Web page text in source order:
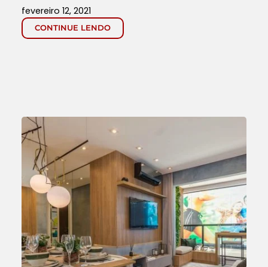
CONTINUE LENDO
fevereiro 12, 2021